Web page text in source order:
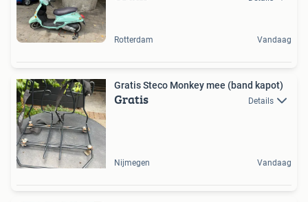
Rotterdam Vandaag
Gratis Steco Monkey mee (band kapot)
Gratis Details
Nijmegen Vandaag